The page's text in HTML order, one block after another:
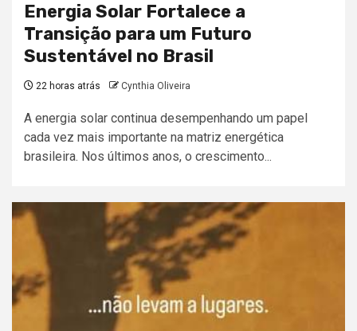
Energia Solar Fortalece a
Transição para um Futuro
Sustentável no Brasil
22 horas atrás Cynthia Oliveira
A energia solar continua desempenhando um papel
cada vez mais importante na matriz energética
brasileira. Nos últimos anos, o crescimento...